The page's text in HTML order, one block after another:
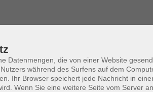
Datenmengen, die von einer Website
während des Surfens auf dem
Ihr Browser speichert jede Nachricht in
Wenn Sie eine weitere Seite vom Server